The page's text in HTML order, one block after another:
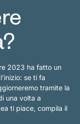
2023 ha fatto un
se ti fa
tramite la
una volta a
ti piace, compila il